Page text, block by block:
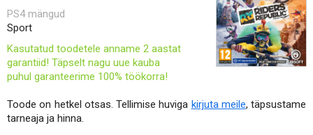
PS4 mängud
Sport
Kasutatud toodetele anname 2 aastat
garantiid! Täpselt nagu uue kauba
puhul garanteerime 100% töökorra!
Toode on hetkel otsas. Tellimise huviga kirjuta meile, täpsustame
tarneaja ja hinna.